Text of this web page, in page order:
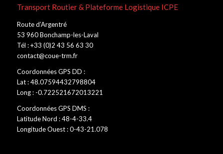
Transport Routier & Plateforme Logistique ICPE
Route d’Argentré
53 960 Bonchamp-les-Laval
Tél : +33 (0)2 43 56 63 30
contact@coue-trm.fr
Coordonnées GPS DD :
Lat : 48.07594432798804
Long : -0.722521672013221
Coordonnées GPS DMS :
Latitude Nord : 48-4-33.4
Longitude Ouest : 0-43-21.078